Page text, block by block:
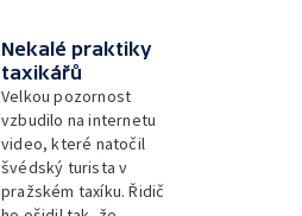
Nekalé praktiky
taxikářů
Velkou pozornost
vzbudilo na internetu
video, které natočil
švédský turista v
pražském taxíku. Řidič